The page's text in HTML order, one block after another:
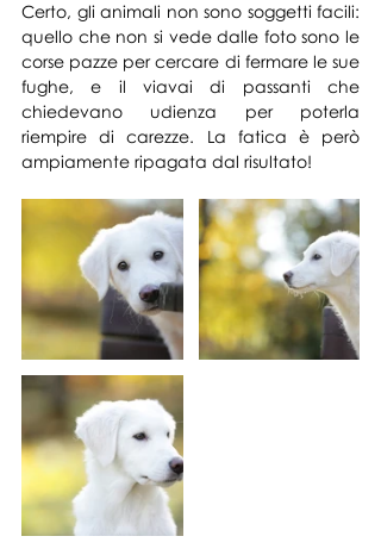
Certo, gli animali non sono soggetti facili:
quello che non si vede dalle foto sono le
corse pazze per cercare di fermare le sue
fughe, e il viavai di passanti che
chiedevano udienza per poterla
riempire di carezze. La fatica è però
ampiamente ripagata dal risultato!